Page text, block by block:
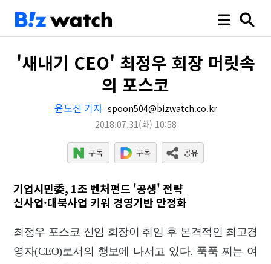
'새내기 CEO' 최정우 회장 머릿속
의 포스코
윤도진 기자 spoon504@bizwatch.co.kr
2018.07.31(화) 10:58
기업시민委, 1조 벤처펀드 '공생' 전략
신사업·대북사업 키워 경영기반 안정화
최정우 포스코 신임 회장이 취임 후 본격적인 최고경
영자(CEO)로서의 행보에 나서고 있다. 푹푹 찌는 여